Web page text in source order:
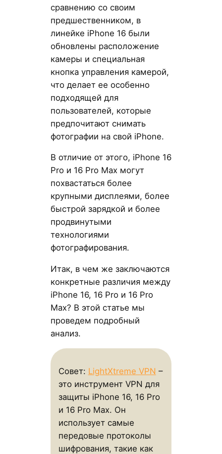
сравнению со своим
предшественником, в
линейке iPhone 16 были
обновлены расположение
камеры и специальная
кнопка управления камерой,
что делает ее особенно
подходящей для
пользователей, которые
предпочитают снимать
фотографии на свой iPhone.
В отличие от этого, iPhone 16
Pro и 16 Pro Max могут
похвастаться более
крупными дисплеями, более
быстрой зарядкой и более
продвинутыми
технологиями
фотографирования.
Итак, в чем же заключаются
конкретные различия между
iPhone 16, 16 Pro и 16 Pro
Max? В этой статье мы
проведем подробный
анализ.
Совет: LightXtreme VPN –
это инструмент VPN для
защиты iPhone 16, 16 Pro
и 16 Pro Max. Он
использует самые
передовые протоколы
шифрования, такие как